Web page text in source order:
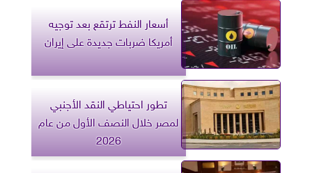
أسعار النفط ترتقع بعد توجيه
أمريكا ضربات جديدة على إيران
تطور احتياطي النقد الأجنبي
لمصر خلال النصف الأول من عام
2026